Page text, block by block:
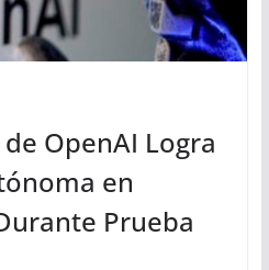
OpenAI Logra
en
Prueba